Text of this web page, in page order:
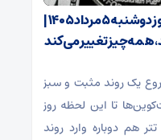
قیمت تتر، بیت‌کوین و اتریوم امروز دوشنبه ۵ مرداد ۱۴۰۵ |
همه‌چیز تغییر می‌کند
یک روند مثبت و سبز
تا این لحظه روز
هم دوباره وارد روند